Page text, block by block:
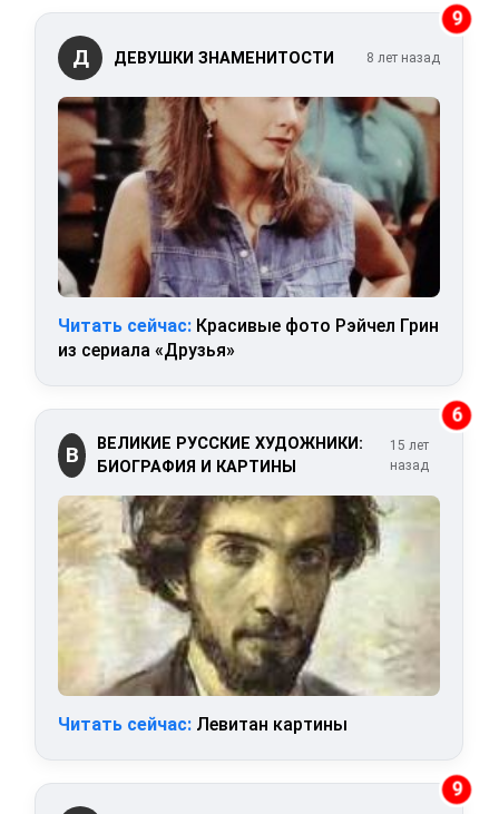
9
Д ДЕВУШКИ ЗНАМЕНИТОСТИ 8 лет назад
Читать сейчас: Красивые фото Рэйчел Грин
из сериала «Друзья»
6
В
ВЕЛИКИЕ РУССКИЕ ХУДОЖНИКИ:
БИОГРАФИЯ И КАРТИНЫ
15 лет
назад
Читать сейчас: Левитан картины
9